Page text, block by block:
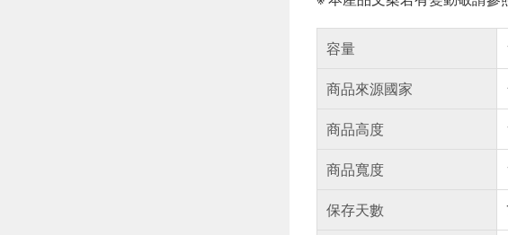
容量
商品來源國家
商品高度
商品寬度
保存天數